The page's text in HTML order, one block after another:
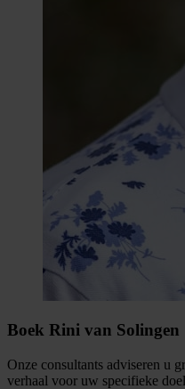
Boek Rini van Solingen
Onze consultants adviseren u
verhaal voor uw specifieke